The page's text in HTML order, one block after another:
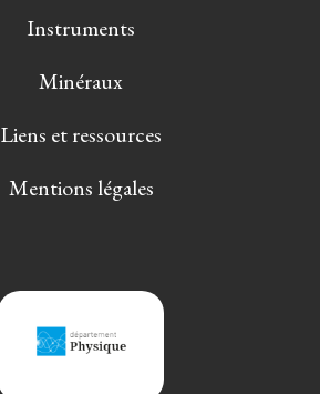
Instruments
Minéraux
Liens et ressources
Mentions légales